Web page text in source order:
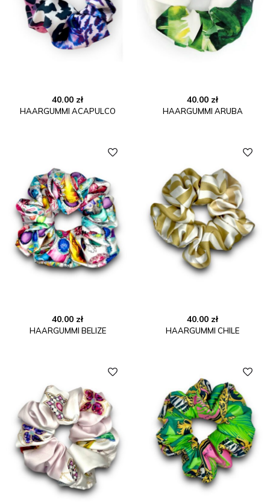
40.00 zł
HAARGUMMI ACAPULCO
40.00 zł
HAARGUMMI ARUBA
40.00 zł
HAARGUMMI BELIZE
40.00 zł
HAARGUMMI CHILE